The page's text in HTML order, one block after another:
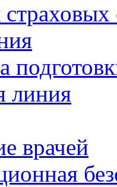
линия
врачей